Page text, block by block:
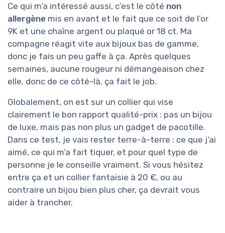
Ce qui m’a intéressé aussi, c’est le côté non
allergène mis en avant et le fait que ce soit de l’or
9K et une chaîne argent ou plaqué or 18 ct. Ma
compagne réagit vite aux bijoux bas de gamme,
donc je fais un peu gaffe à ça. Après quelques
semaines, aucune rougeur ni démangeaison chez
elle, donc de ce côté-là, ça fait le job.
Globalement, on est sur un collier qui vise
clairement le bon rapport qualité-prix : pas un bijou
de luxe, mais pas non plus un gadget de pacotille.
Dans ce test, je vais rester terre-à-terre : ce que j’ai
aimé, ce qui m’a fait tiquer, et pour quel type de
personne je le conseille vraiment. Si vous hésitez
entre ça et un collier fantaisie à 20 €, ou au
contraire un bijou bien plus cher, ça devrait vous
aider à trancher.